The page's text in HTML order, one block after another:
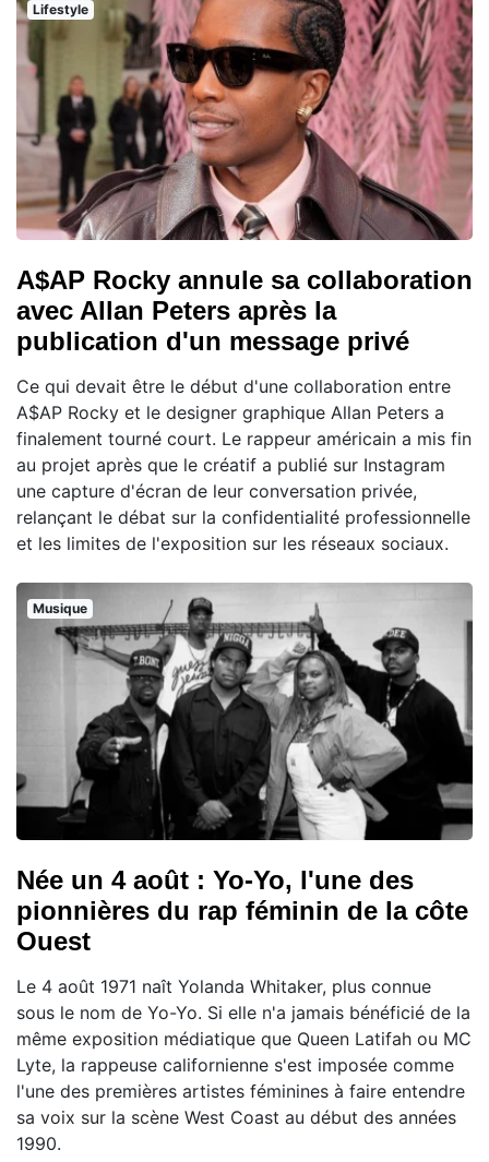
Lifestyle
A$AP Rocky annule sa collaboration
avec Allan Peters après la
publication d'un message privé
Ce qui devait être le début d'une collaboration entre
A$AP Rocky et le designer graphique Allan Peters a
finalement tourné court. Le rappeur américain a mis fin
au projet après que le créatif a publié sur Instagram
une capture d'écran de leur conversation privée,
relançant le débat sur la confidentialité professionnelle
et les limites de l'exposition sur les réseaux sociaux.
Musique
Née un 4 août : Yo-Yo, l'une des
pionnières du rap féminin de la côte
Ouest
Le 4 août 1971 naît Yolanda Whitaker, plus connue
sous le nom de Yo-Yo. Si elle n'a jamais bénéficié de la
même exposition médiatique que Queen Latifah ou MC
Lyte, la rappeuse californienne s'est imposée comme
l'une des premières artistes féminines à faire entendre
sa voix sur la scène West Coast au début des années
1990.